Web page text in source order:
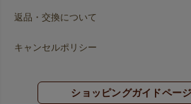
返品・交換について
キャンセルポリシー
ショッピングガイドペー